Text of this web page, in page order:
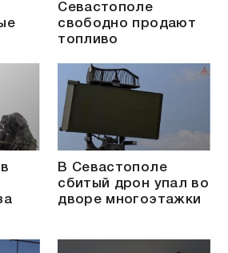
Севастополе
свободно продают
топливо
В Севастополе
сбитый дрон упал во
дворе многоэтажки